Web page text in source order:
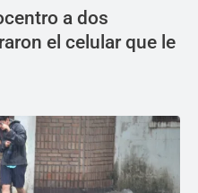
a dos
el celular que le